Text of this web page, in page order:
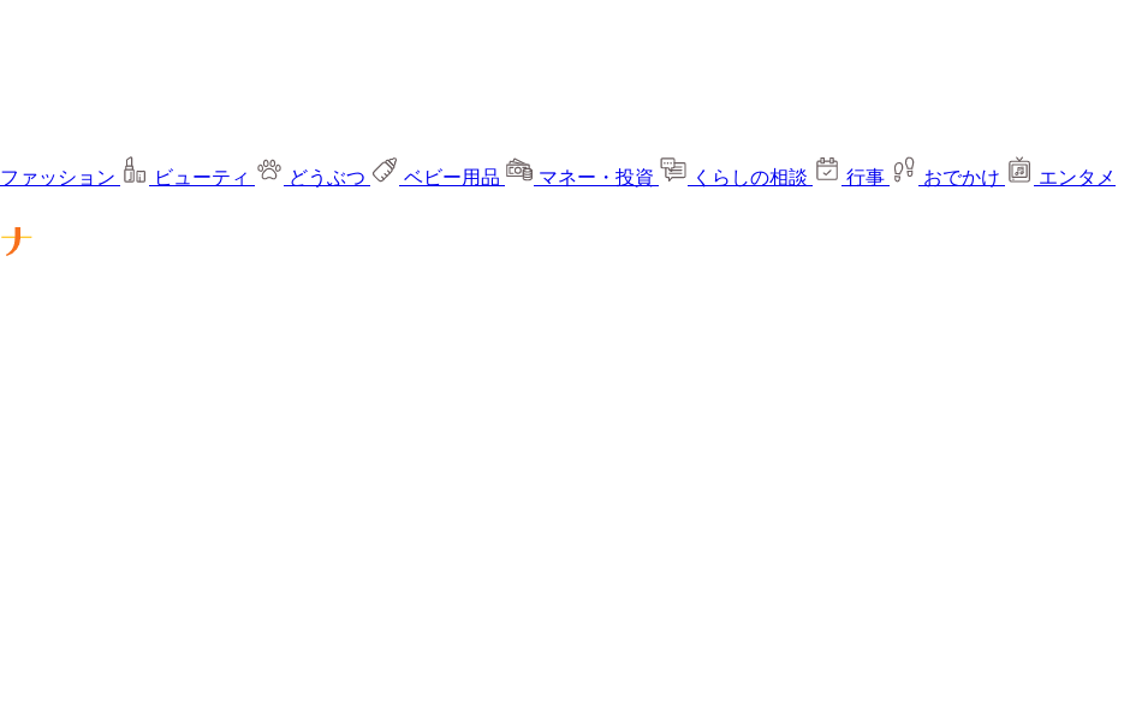
ファッション ビューティ どうぶつ ベビー用品 マネー・投資 くらしの相談 行事 おでかけ
エンタメ